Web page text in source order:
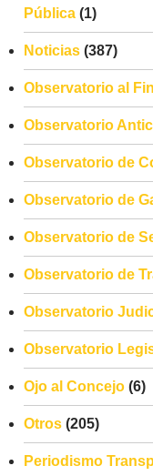
Pública (1)
Noticias (387)
Observatorio al
Observatorio
Observatorio de
Observatorio de
Observatorio de
Observatorio de
Observatorio
Observatorio
Ojo al Concejo (6)
Otros (205)
Periodismo